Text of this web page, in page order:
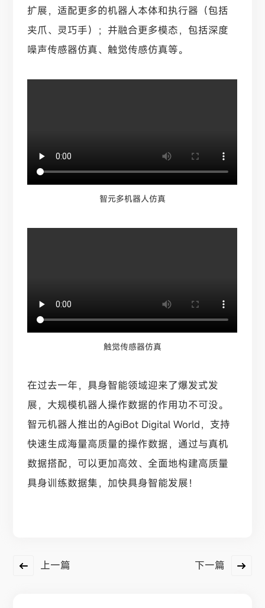
扩展，适配更多的机器人本体和执行器（包括
夹爪、灵巧手）；并融合更多模态，包括深度
噪声传感器仿真、触觉传感仿真等。
智元多机器人仿真
触觉传感器仿真
在过去一年，具身智能领域迎来了爆发式发
展，大规模机器人操作数据的作用功不可没。
智元机器人推出的AgiBot Digital World，支持
快速生成海量高质量的操作数据，通过与真机
数据搭配，可以更加高效、全面地构建高质量
具身训练数据集，加快具身智能发展！
上一篇 下一篇